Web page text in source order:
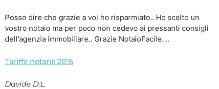
Posso dire che grazie a voi ho risparmiato.. Ho scelto un
vostro notaio ma per poco non cedevo ai pressanti consigli
dell'agenzia immobiliare.. Grazie NotaioFacile. ..
Tariffe notarili 2015
Davide D.L.